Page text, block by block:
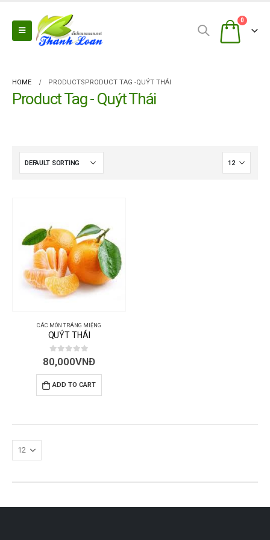
0
HOME PRODUCTS PRODUCT TAG -QUÝT THÁI
Product Tag - Quýt Thái
CÁC MÓN TRÁNG MIỆNG
QUÝT THÁI
0out of 5
80,000VNĐ
ADD TO CART